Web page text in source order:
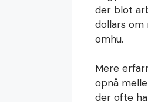
der blot
dollars om
omhu.
Mere
opnå
der ofte